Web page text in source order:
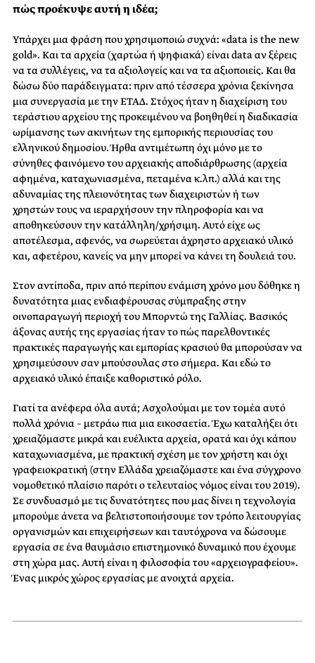
πώς προέκυψε αυτή η ιδέα;
Υπάρχει μια φράση που χρησιμοποιώ συχνά: «data is the new
gold». Και τα αρχεία (χαρτώα ή ψηφιακά) είναι data αν ξέρεις
να τα συλλέγεις, να τα αξιολογείς και να τα αξιοποιείς. Και θα
δώσω δύο παράδειγματα: πριν από τέσσερα χρόνια ξεκίνησα
μια συνεργασία με την ΕΤΑΔ. Στόχος ήταν η διαχείριση του
τεράστιου αρχείου της προκειμένου να βοηθηθεί η διαδικασία
ωρίμανσης των ακινήτων της εμπορικής περιουσίας του
ελληνικού δημοσίου. Ήρθα αντιμέτωπη όχι μόνο με το
σύνηθες φαινόμενο του αρχειακής αποδιάρθρωσης (αρχεία
αφημένα, καταχωνιασμένα, πεταμένα κ.λπ.) αλλά και της
αδυναμίας της πλειονότητας των διαχειριστών ή των
χρηστών τους να ιεραρχήσουν την πληροφορία και να
αποθηκεύσουν την κατάλληλη/χρήσιμη. Αυτό είχε ως
αποτέλεσμα, αφενός, να σωρεύεται άχρηστο αρχειακό υλικό
και, αφετέρου, κανείς να μην μπορεί να κάνει τη δουλειά του.
Στον αντίποδα, πριν από περίπου ενάμιση χρόνο μου δόθηκε η
δυνατότητα μιας ενδιαφέρουσας σύμπραξης στην
οινοπαραγωγή περιοχή του Μπορντώ της Γαλλίας. Βασικός
άξονας αυτής της εργασίας ήταν το πώς παρελθοντικές
πρακτικές παραγωγής και εμπορίας κρασιού θα μπορούσαν να
χρησιμεύσουν σαν μπούσουλας στο σήμερα. Και εδώ το
αρχειακό υλικό έπαιξε καθοριστικό ρόλο.
Γιατί τα ανέφερα όλα αυτά; Ασχολούμαι με τον τομέα αυτό
πολλά χρόνια – μετράω πια μια εικοσαετία. Έχω καταλήξει ότι
χρειαζόμαστε μικρά και ευέλικτα αρχεία, ορατά και όχι κάπου
καταχωνιασμένα, με πρακτική σχέση με τον χρήστη και όχι
γραφειοκρατική (στην Ελλάδα χρειαζόμαστε και ένα σύγχρονο
νομοθετικό πλαίσιο παρότι ο τελευταίος νόμος είναι του 2019).
Σε συνδυασμό με τις δυνατότητες που μας δίνει η τεχνολογία
μπορούμε άνετα να βελτιστοποιήσουμε τον τρόπο λειτουργίας
οργανισμών και επιχειρήσεων και ταυτόχρονα να δώσουμε
εργασία σε ένα θαυμάσιο επιστημονικό δυναμικό που έχουμε
στη χώρα μας. Αυτή είναι η φιλοσοφία του «αρχειογραφείου».
Ένας μικρός χώρος εργασίας με ανοιχτά αρχεία.